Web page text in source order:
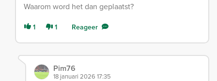
Waarom word het dan geplaatst?
1 1 Reageer
Pim76
18 januari 2026 17:35